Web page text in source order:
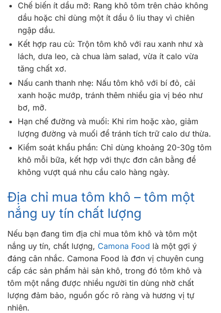
Chế biến ít dầu mỡ: Rang khô tôm trên chảo không
dầu hoặc chỉ dùng một ít dầu ô liu thay vì chiên
ngập dầu.
Kết hợp rau củ: Trộn tôm khô với rau xanh như xà
lách, dưa leo, cà chua làm salad, vừa ít calo vừa
tăng chất xơ.
Nấu canh thanh nhẹ: Nấu tôm khô với bí đỏ, cải
xanh hoặc mướp, tránh thêm nhiều gia vị béo như
bơ, mỡ.
Hạn chế đường và muối: Khi rim hoặc xào, giảm
lượng đường và muối để tránh tích trữ calo dư thừa.
Kiểm soát khẩu phần: Chỉ dùng khoảng 20-30g tôm
khô mỗi bữa, kết hợp với thực đơn cân bằng để
không vượt quá nhu cầu calo hàng ngày.
Địa chỉ mua tôm khô – tôm một
nắng uy tín chất lượng
Nếu bạn đang tìm địa chỉ mua tôm khô và tôm một
nắng uy tín, chất lượng, Camona Food là một gợi ý
đáng cân nhắc. Camona Food là đơn vị chuyên cung
cấp các sản phẩm hải sản khô, trong đó tôm khô và
tôm một nắng được nhiều người tin dùng nhờ chất
lượng đảm bảo, nguồn gốc rõ ràng và hương vị tự
nhiên.